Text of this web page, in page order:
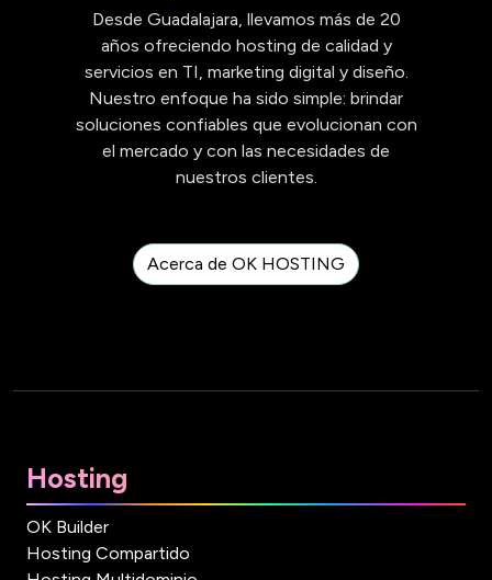
Desde Guadalajara, llevamos más de 20
años ofreciendo hosting de calidad y
servicios en TI, marketing digital y diseño.
Nuestro enfoque ha sido simple: brindar
soluciones confiables que evolucionan con
el mercado y con las necesidades de
nuestros clientes.
Acerca de OK HOSTING
Hosting
OK Builder
Hosting Compartido